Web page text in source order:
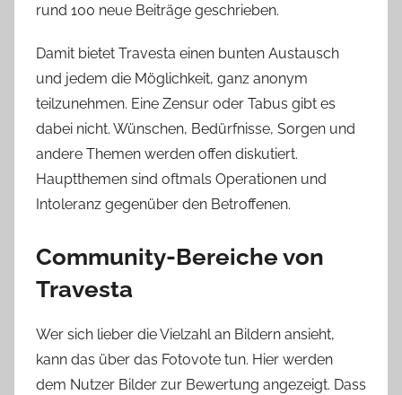
rund 100 neue Beiträge geschrieben.
Damit bietet Travesta einen bunten Austausch
und jedem die Möglichkeit, ganz anonym
teilzunehmen. Eine Zensur oder Tabus gibt es
dabei nicht. Wünschen, Bedürfnisse, Sorgen und
andere Themen werden offen diskutiert.
Hauptthemen sind oftmals Operationen und
Intoleranz gegenüber den Betroffenen.
Community-Bereiche von
Travesta
Wer sich lieber die Vielzahl an Bildern ansieht,
kann das über das Fotovote tun. Hier werden
dem Nutzer Bilder zur Bewertung angezeigt. Dass